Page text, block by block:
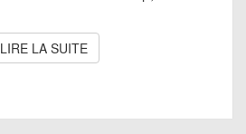
LIRE LA SUITELIRE LA SUITE